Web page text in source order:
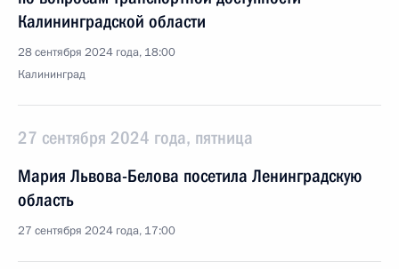
Калининградской области
28 сентября 2024 года, 18:00
Калининград
27 сентября 2024 года, пятница
Мария Львова-Белова посетила Ленинградскую
область
27 сентября 2024 года, 17:00